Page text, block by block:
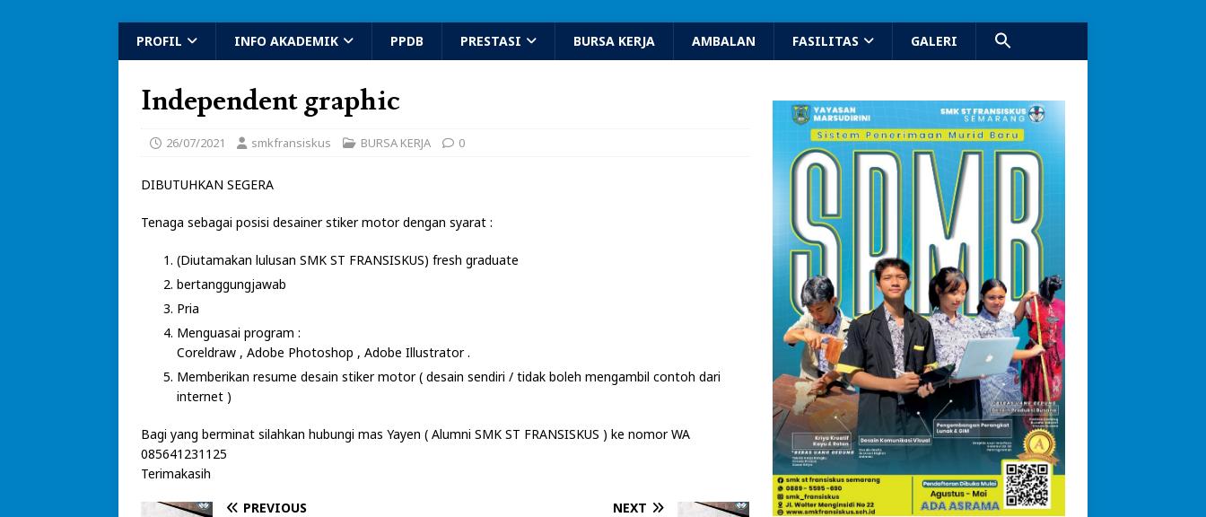
PROFIL INFO AKADEMIK PPDB PRESTASI BURSA KERJA AMBALAN FASILITAS GALERI
Independent graphic
26/07/2021 smkfransiskus BURSA KERJA 0
DIBUTUHKAN SEGERA
Tenaga sebagai posisi desainer stiker motor dengan syarat :
(Diutamakan lulusan SMK ST FRANSISKUS) fresh graduate
bertanggungjawab
Pria
Menguasai program :
Coreldraw , Adobe Photoshop , Adobe Illustrator .
Memberikan resume desain stiker motor ( desain sendiri / tidak boleh mengambil contoh dari
internet )
Bagi yang berminat silahkan hubungi mas Yayen ( Alumni SMK ST FRANSISKUS ) ke nomor WA
085641231125
Terimakasih
PREVIOUS
NEXT